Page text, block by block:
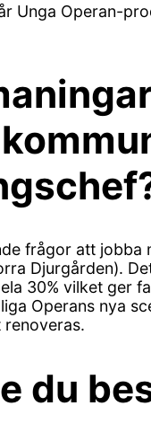
Unga Operan-
frågor att
Djurgården).
30% vilket ger
Operans nya
renoveras.
du